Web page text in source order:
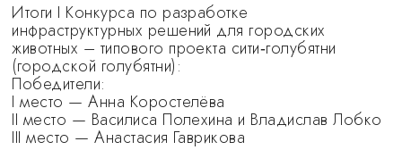
Итоги I Конкурса по разработке
инфраструктурных решений для городских
животных – типового проекта сити‑голубятни
(городской голубятни):
Победители:
I место — Анна Коростелёва
II место — Василиса Полехина и Владислав Лобко
III место — Анастасия Гаврикова